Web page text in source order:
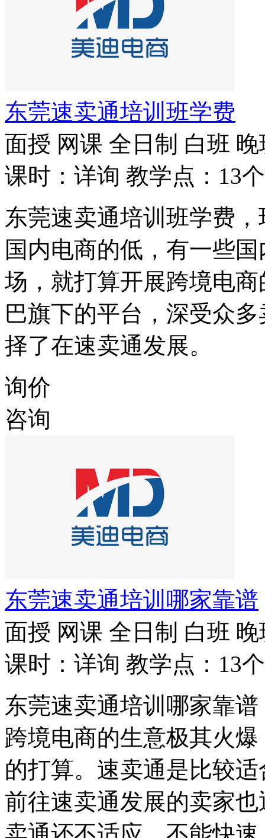
东莞速卖通培训班学费
面授 网课 全日制 白班 晚
课时：详询 教学点：13个
东莞速卖通培训班学费
国内电商的低，有一些
场，就打算开展跨境电
巴旗下的平台，深受众
择了在速卖通发展。
询价
咨询
东莞速卖通培训哪家靠谱
面授 网课 全日制 白班 晚
课时：详询 教学点：13个
东莞速卖通培训哪家靠
跨境电商的生意极其火
的打算。速卖通是比较
前往速卖通发展的卖家